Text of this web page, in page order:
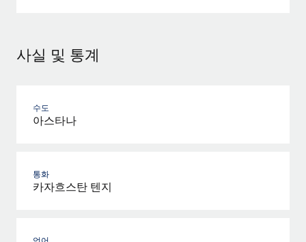
사실 및 통계
수도
아스타나
통화
카자흐스탄 텐지